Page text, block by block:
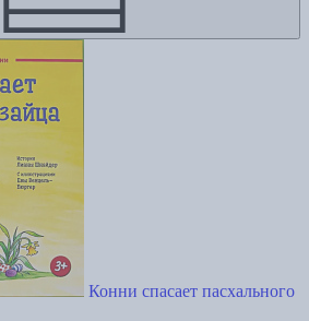
Конни спасает пасхального